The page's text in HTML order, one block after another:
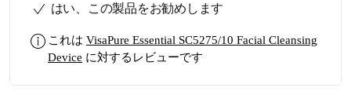
はい、この製品をお勧めします
これは VisaPure Essential SC5275/10 Facial Cleansing
Device に対するレビューです